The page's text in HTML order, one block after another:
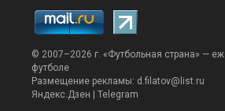
© 2007–2026 г. «Футбольная страна» —
футболе
Размещение рекламы: d.filatov@list.ru
Яндекс.Дзен | Telegram